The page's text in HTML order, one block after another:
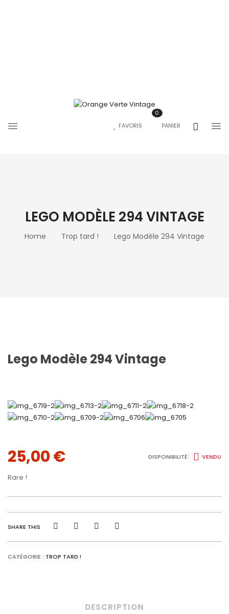
FAVORIS PANIER
0
LEGO MODÈLE 294 VINTAGE
Home Trop tard ! Lego Modèle 294 Vintage
Lego Modèle 294 Vintage
25,00€ DISPONIBILITÉ: VENDU
Rare !
SHARE THIS
CATÉGORIE : TROP TARD !
DESCRIPTION